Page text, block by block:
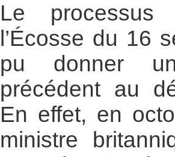
Le processus
l’Écosse du 16
pu donner
précédent au
En effet, en
ministre